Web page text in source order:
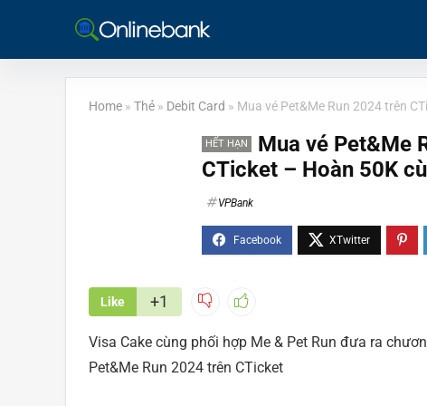
Home » Thẻ » Debit Card » Mua vé Pet&Me Run 2024 trên
HẾT HẠN
Mua vé Pet&Me
CTicket – Hoàn 50K
VPBank
Like +1
Visa Cake cùng phối hợp Me & Pet Run đưa ra
Pet&Me Run 2024 trên CTicket